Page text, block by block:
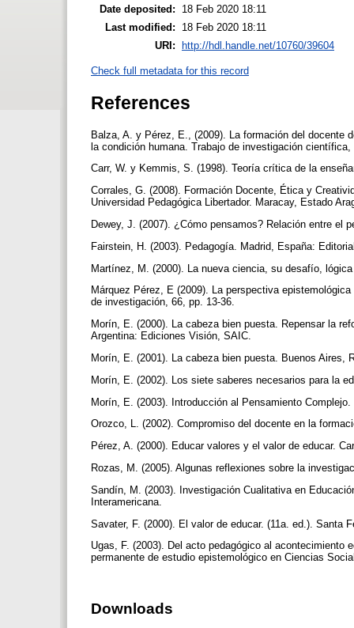
Date deposited:
18 Feb 2020 18:11
Last modified:
18 Feb 2020 18:11
URI: http://hdl.handle.net/10760/39604
Check full metadata for this record
References
Balza, A. y Pérez, E., (2009). La formación del docente
la condición humana. Trabajo de investigación
Carr, W. y Kemmis, S. (1998). Teoría crítica de la
Corrales, G. (2008). Formación Docente, Ética y
Universidad Pedagógica Libertador. Maracay, Estado
Dewey, J. (2007). ¿Cómo pensamos? Relación entre
Fairstein, H. (2003). Pedagogía. Madrid, España:
Martínez, M. (2000). La nueva ciencia, su desafío,
Márquez Pérez, E (2009). La perspectiva
de investigación, 66, pp. 13-36.
Morín, E. (2000). La cabeza bien puesta. Repensar la
Argentina: Ediciones Visión, SAIC.
Morín, E. (2001). La cabeza bien puesta. Buenos
Morín, E. (2002). Los siete saberes necesarios para la
Morín, E. (2003). Introducción al Pensamiento
Orozco, L. (2002). Compromiso del docente en la
Pérez, A. (2000). Educar valores y el valor de educar.
Rozas, M. (2005). Algunas reflexiones sobre la
Sandín, M. (2003). Investigación Cualitativa en
Interamericana.
Savater, F. (2000). El valor de educar. (11a. ed.). Santa
Ugas, F. (2003). Del acto pedagógico al acontecimiento
permanente de estudio epistemológico en Ciencias
Downloads